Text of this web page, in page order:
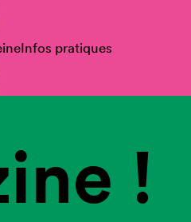
Infos pratiques
!